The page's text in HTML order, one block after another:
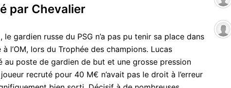
par Chevalier
gardien russe du PSG n’a pas pu tenir sa place dans
l’OM, lors du Trophée des champions. Lucas
au poste de gardien de but et une grosse pression
recruté pour 40 M€ n’avait pas le droit à l’erreur